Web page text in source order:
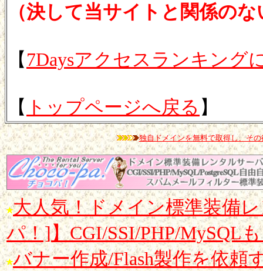
（決して当サイトと関係の
【7Daysアクセスランキング
【 トップページへ戻る 】
独自ドメインを無料で取得し、そ
大人気！ドメイン標準装備
パ！]】CGI/SSI/PHP/MySQL
バナー作成/Flash製作を依頼